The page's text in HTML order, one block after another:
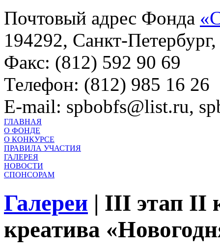
Почтовый адрес Фонда
194292, Санкт-
Факс: (812) 592 90 69
Телефон: (812) 985 16 26
E-mail: spbobfs@list.ru,
ГЛАВНАЯ
О ФОНДЕ
О КОНКУРСЕ
ПРАВИЛА УЧАСТИЯ
ГАЛЕРЕЯ
НОВОСТИ
СПОНСОРАМ
Галереи | III этап II
креатива